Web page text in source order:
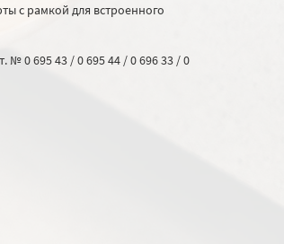
с рамкой для встроенного
№ 0 695 43 / 0 695 44 / 0 696 33 / 0